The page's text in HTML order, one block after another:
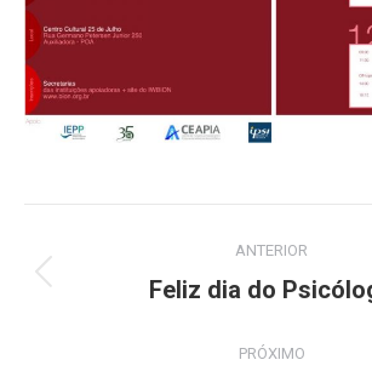
de
ANTERIOR
Post
Feliz dia do
PRÓXIMO